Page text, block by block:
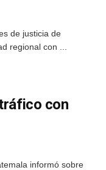
de justicia de
regional con ...
con
informó sobre